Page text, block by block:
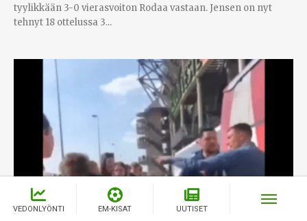
tyylikkään 3-0 vierasvoiton Rodaa vastaan. Jensen on nyt
tehnyt 18 ottelussa 3...